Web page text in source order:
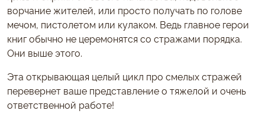
ворчание жителей, или просто получать по голове
мечом, пистолетом или кулаком. Ведь главное герои
книг обычно не церемонятся со стражами порядка.
Они выше этого.
Эта открывающая целый цикл про смелых стражей
перевернет ваше представление о тяжелой и очень
ответственной работе!